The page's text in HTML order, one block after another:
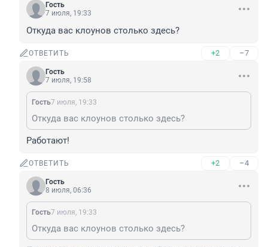
Гость
7 июля, 19:33
Откуда вас клоунов столько здесь?
ОТВЕТИТЬ +2 –7
Гость
7 июля, 19:58
Гость7 июля, 19:33
Откуда вас клоунов столько здесь?
Работают!
ОТВЕТИТЬ +2 –4
Гость
8 июля, 06:36
Гость7 июля, 19:33
Откуда вас клоунов столько здесь?